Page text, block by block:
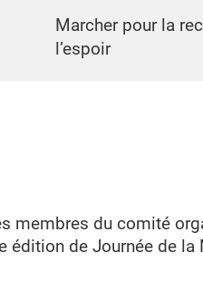
Marcher pour la
l’espoir
membres du comité
de Journée de la